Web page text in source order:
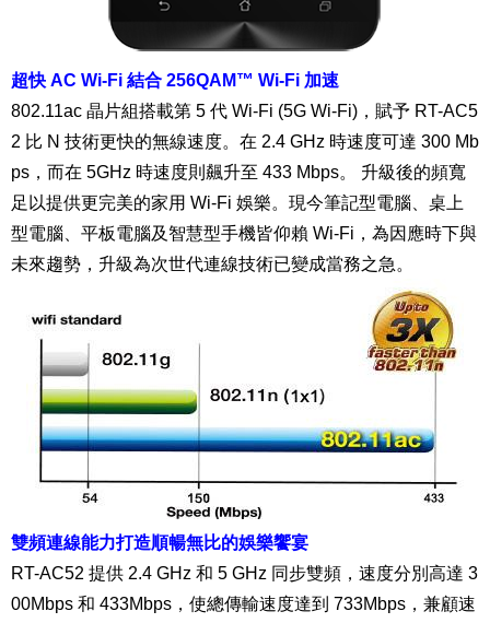
超快 AC Wi-Fi 結合 256QAM™ Wi-Fi 加速
802.11ac 晶片組搭載第 5 代 Wi-Fi (5G Wi-Fi)，賦予 RT-AC5
2 比 N 技術更快的無線速度。在 2.4 GHz 時速度可達 300 Mb
ps，而在 5GHz 時速度則飆升至 433 Mbps。 升級後的頻寬
足以提供更完美的家用 Wi-Fi 娛樂。現今筆記型電腦、桌上
型電腦、平板電腦及智慧型手機皆仰賴 Wi-Fi，為因應時下與
未來趨勢，升級為次世代連線技術已變成當務之急。
雙頻連線能力打造順暢無比的娛樂饗宴
RT-AC52 提供 2.4 GHz 和 5 GHz 同步雙頻，速度分別高達 3
00Mbps 和 433Mbps，使總傳輸速度達到 733Mbps，兼顧速